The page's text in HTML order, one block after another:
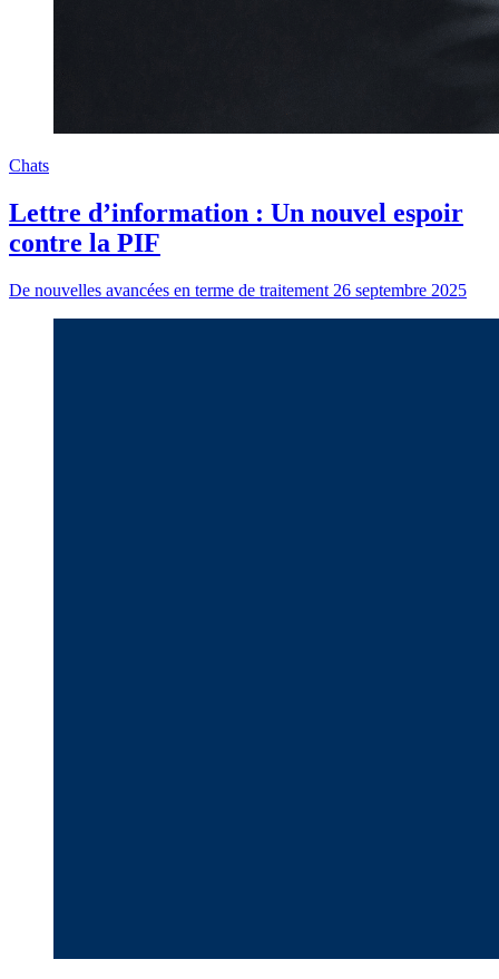
Chats
Lettre d’information : Un nouvel espoir
contre la PIF
De nouvelles avancées en terme de traitement 26 septembre 2025